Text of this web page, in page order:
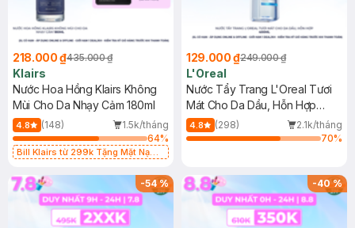
218.000 ₫435.000 ₫
Klairs
Nước Hoa Hồng Klairs Không
Mùi Cho Da Nhạy Cảm 180ml
4.8 (148)
1.5k/tháng
64%
Bill Klairs từ 299k Tặng Mặt Nạ
25ml (SL Có Hạn)
129.000 ₫249.000 ₫
L'Oreal
Nước Tẩy Trang L'Oreal Tươi
Mát Cho Da Dầu, Hỗn Hợp
400ml
4.8 (298)
2.1k/tháng
70%
-54% -40%